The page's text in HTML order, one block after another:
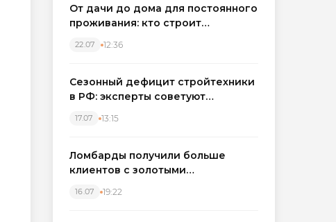
От дачи до дома для постоянного
проживания: кто строит
Западном регионе
22.07 12:36
Сезонный дефицит стройтехники
в РФ: эксперты советуют
17.07 13:15
Ломбарды получили больше
клиентов с золотыми
вырос на фоне подорожания
16.07 19:22